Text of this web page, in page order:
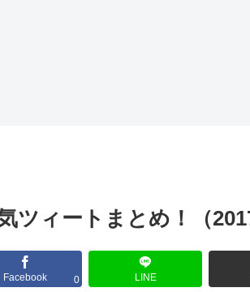
ツィートまとめ！（
Facebook 0 LINE